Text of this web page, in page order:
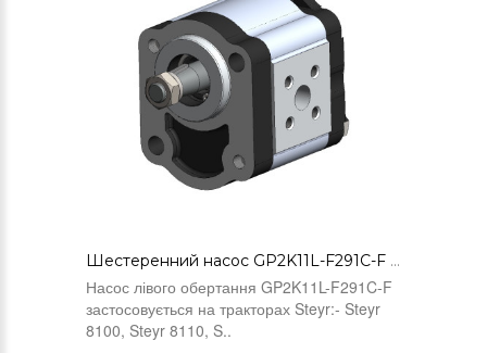
Шестеренний насос GP2K11L-F291C-F (31100130010)
Насос лівого обертання GP2K11L-F291C-F
застосовується на тракторах Steyr:- Steyr
8100, Steyr 8110, S..